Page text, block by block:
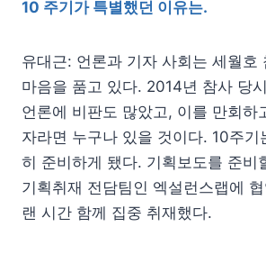
10 주기가 특별했던 이유는.
유대근: 언론과 기자 사회는 세월호
마음을 품고 있다. 2014년 참사 당
언론에 비판도 많았고, 이를 만회하
자라면 누구나 있을 것이다. 10주기
히 준비하게 됐다. 기획보도를 준비
기획취재 전담팀인 엑설런스랩에
랜 시간 함께 집중 취재했다.